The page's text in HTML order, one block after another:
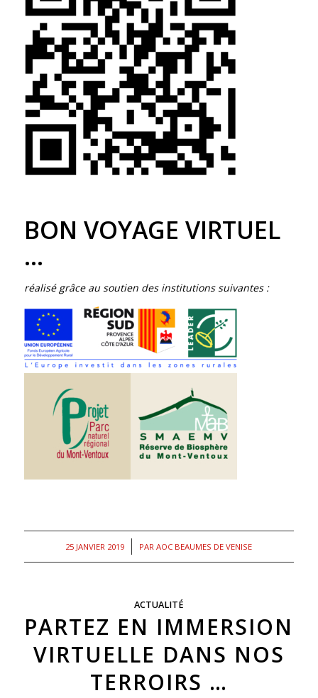
BON VOYAGE VIRTUEL
…
réalisé grâce au soutien des institutions suivantes :
25 JANVIER 2019
/ PARAOC BEAUMES DE VENISE
ACTUALITÉ
PARTEZ EN IMMERSION
VIRTUELLE DANS NOS
TERROIRS …